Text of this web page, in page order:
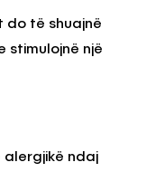
do të shuajnë
stimulojnë një
alergjikë ndaj